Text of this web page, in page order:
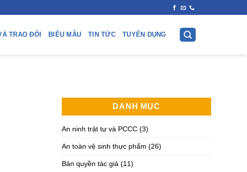
TRAO ĐỔI BIỂU MẪU TIN TỨC TUYỂN DỤNG
DANH MỤC
An ninh trật tự và PCCC (3)
An toàn vệ sinh thực phẩm (26)
Bản quyền tác giả (11)